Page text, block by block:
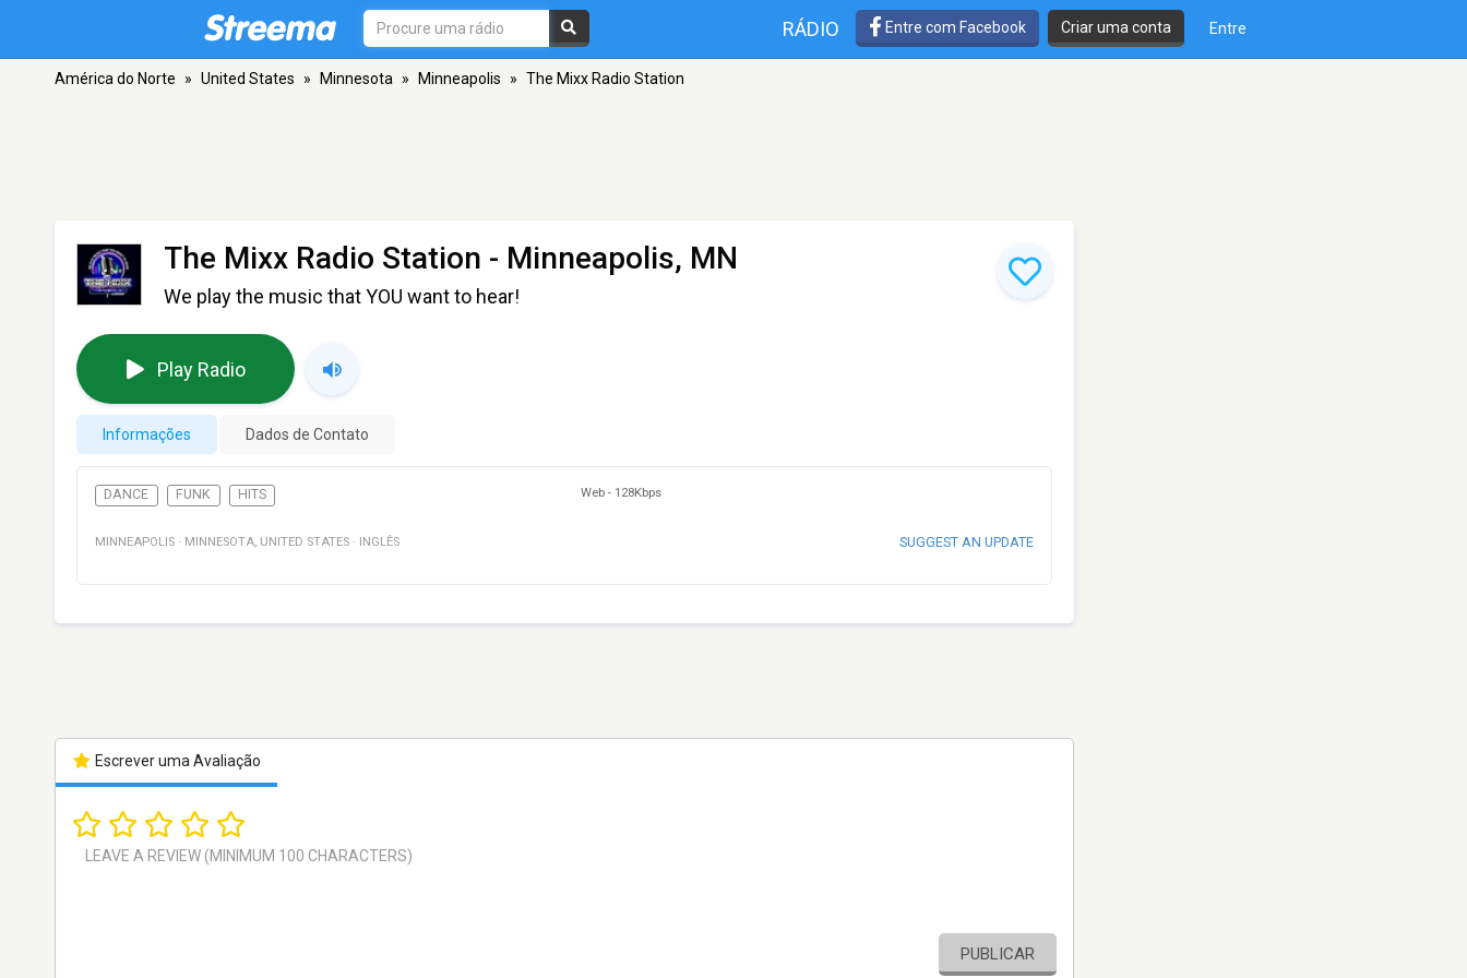
RÁDIO Entre com Facebook Criar uma conta Entre
América do Norte » United States » Minnesota » Minneapolis » The Mixx Radio Station
The Mixx Radio Station - Minneapolis, MN
We play the music that YOU want to hear!
Play Radio
Informações Dados de Contato
DANCE FUNK HITS Web - 128Kbps
MINNEAPOLIS · MINNESOTA, UNITED STATES · INGLÊS SUGGEST AN UPDATE
Escrever uma Avaliação
PUBLICAR